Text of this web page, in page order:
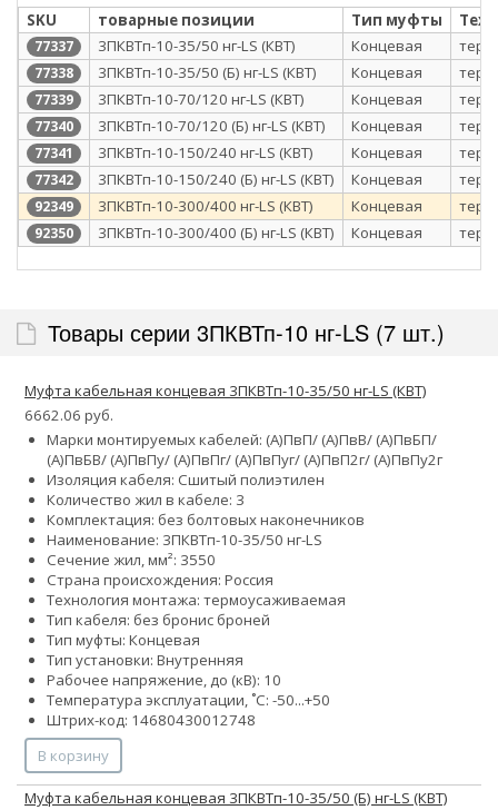
SKU товарные позиции Тип муфты
77337 3ПКВТп-10-35/50 нг-LS (КВТ) Концевая
77338 3ПКВТп-10-35/50 (Б) нг-LS (КВТ) Концевая
77339 3ПКВТп-10-70/120 нг-LS (КВТ) Концевая
77340 3ПКВТп-10-70/120 (Б) нг-LS (КВТ) Концевая
77341 3ПКВТп-10-150/240 нг-LS (КВТ) Концевая
77342 3ПКВТп-10-150/240 (Б) нг-LS (КВТ) Концевая
92349 3ПКВТп-10-300/400 нг-LS (КВТ) Концевая
92350 3ПКВТп-10-300/400 (Б) нг-LS (КВТ) Концевая
Товары серии 3ПКВТп-10 нг-LS (7 шт.)
Муфта кабельная концевая 3ПКВТп-10-35/50 нг-LS (КВТ)
6662.06 руб.
Марки монтируемых кабелей: (А)ПвП/ (А)ПвВ/ (А)ПвБП/
(А)ПвБВ/ (А)ПвПу/ (А)ПвПг/ (А)ПвПуг/ (А)ПвП2г/ (А)ПвПу2г
Изоляция кабеля: Сшитый полиэтилен
Количество жил в кабеле: 3
Комплектация: без болтовых наконечников
Наименование: 3ПКВТп-10-35/50 нг-LS
Сечение жил, мм²: 3550
Страна происхождения: Россия
Технология монтажа: термоусаживаемая
Тип кабеля: без бронис броней
Тип муфты: Концевая
Тип установки: Внутренняя
Рабочее напряжение, до (кВ): 10
Температура эксплуатации, ˚С: -50...+50
Штрих-код: 14680430012748
В корзину
Муфта кабельная концевая 3ПКВТп-10-35/50 (Б) нг-LS (КВТ)